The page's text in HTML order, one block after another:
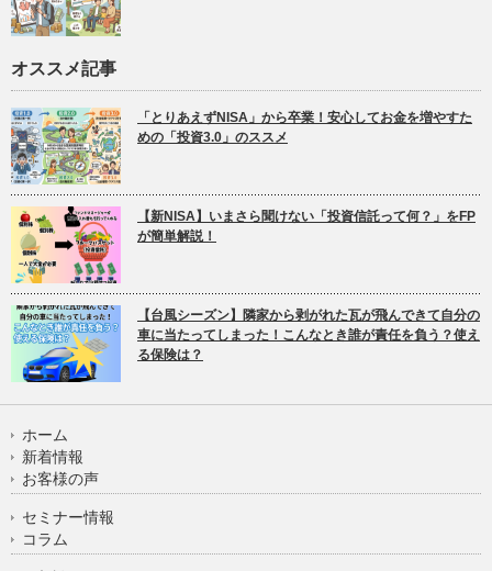
オススメ記事
「とりあえずNISA」から卒業！安心してお金を増やすた
めの「投資3.0」のススメ
【新NISA】いまさら聞けない「投資信託って何？」をFP
が簡単解説！
【台風シーズン】隣家から剥がれた瓦が飛んできて自分の
車に当たってしまった！こんなとき誰が責任を負う？使え
る保険は？
ホーム
新着情報
お客様の声
セミナー情報
コラム